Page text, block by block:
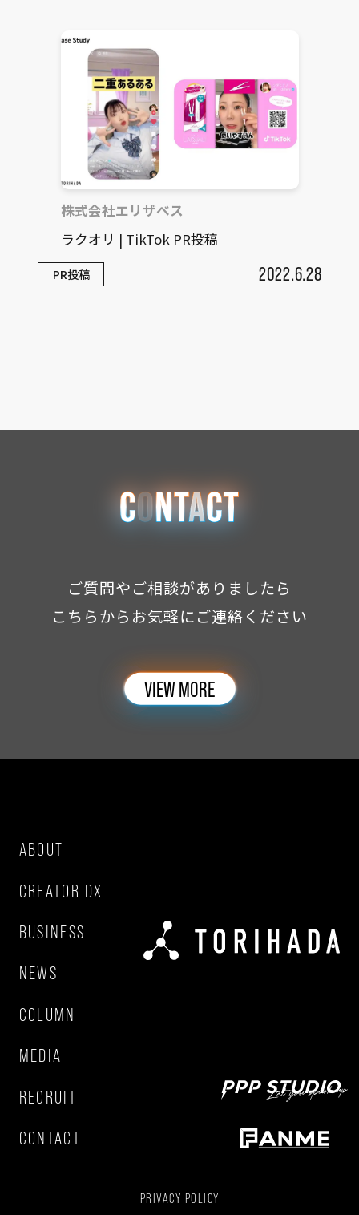
株式会社エリザベス
ラクオリ | TikTok PR投稿
PR投稿 2022.6.28
ご質問やご相談がありましたら
こちらからお気軽にご連絡ください
VIEW MORE
ABOUT
CREATOR DX
BUSINESS
NEWS
COLUMN
MEDIA
RECRUIT
CONTACT
PRIVACY POLICY